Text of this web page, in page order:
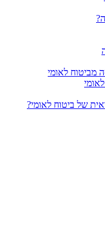
מביטוח לאומי
של ביטוח לאומי?